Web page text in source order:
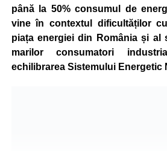
până la 50% consumul de
vine în contextul dificultăților
piața energiei din România și al
marilor consumatori
echilibrarea Sistemului Energetic